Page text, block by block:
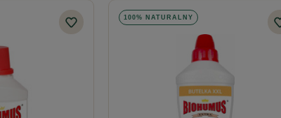
100% NATURALNY